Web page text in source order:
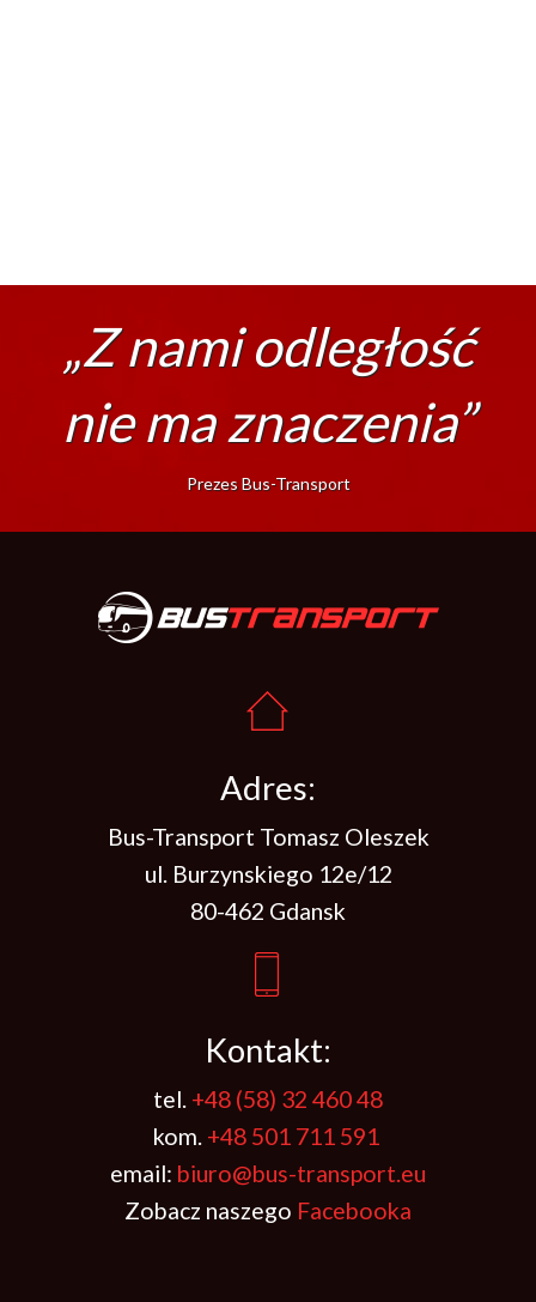
„Z nami odległość
nie ma znaczenia”
Prezes Bus-Transport
Adres:
Bus-Transport Tomasz Oleszek
ul. Burzynskiego 12e/12
80-462 Gdansk
Kontakt:
tel. +48 (58) 32 460 48
kom. +48 501 711 591
email: biuro@bus-transport.eu
Zobacz naszego Facebooka